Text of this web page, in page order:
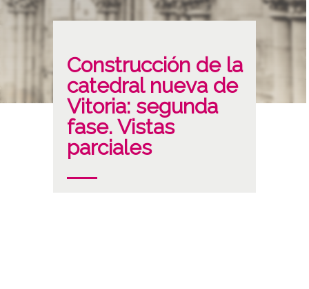
Construcción de la
catedral nueva de
Vitoria: segunda
fase. Vistas
parciales